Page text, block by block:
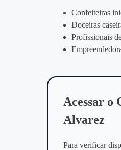
Confeiteiras
Doceiras
Profissionais
Acessar o
Alvarez
Para verificar